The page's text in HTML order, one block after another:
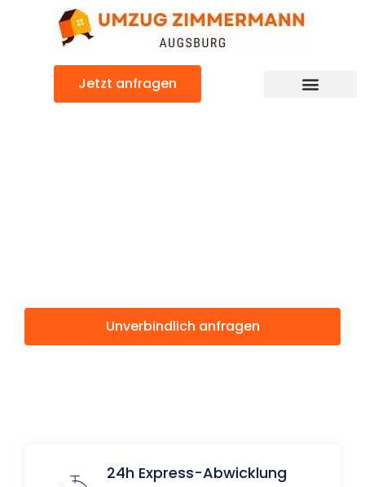
Jetzt anfragen
Unverbindlich anfragen
24h Express-Abwicklung